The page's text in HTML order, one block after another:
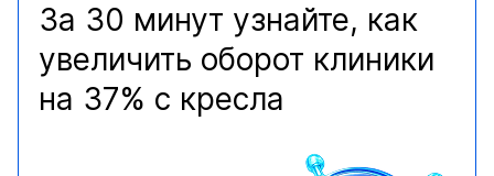
За 30 минут узнайте, как
увеличить оборот клиники
на 37% с кресла